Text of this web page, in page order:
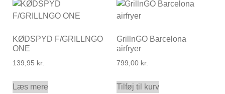
KØDSPYD F/GRILLNGO
ONE
139,95 kr.
Læs mere
GrillnGO Barcelona
airfryer
799,00 kr.
Tilføj til kurv